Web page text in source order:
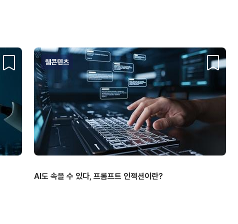
웹콘텐츠
AI도 속을 수 있다, 프롬프트 인젝션이란?